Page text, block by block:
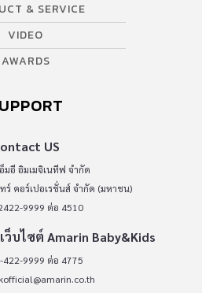
& SERVICE
VIDEO
AWARDS
US
มอี อิมเมจิเนทีฟ จำกัด
ร์ คอร์เปอเรชั่นส์ จำกัด (มหาชน)
9999 ต่อ 4510
บไซต์ Amarin Baby&Kids
422-9999 ต่อ 4775